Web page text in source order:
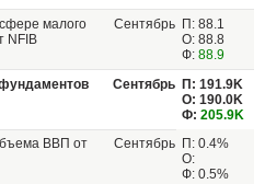
малого
NFIB
Сентябрь
П: 88.1
О: 88.8
Ф: 88.9
Сентябрь П: 191.9K
О: 190.0K
Ф: 205.9K
ВВП от
Сентябрь
П: 0.4%
О:
Ф: 0.5%